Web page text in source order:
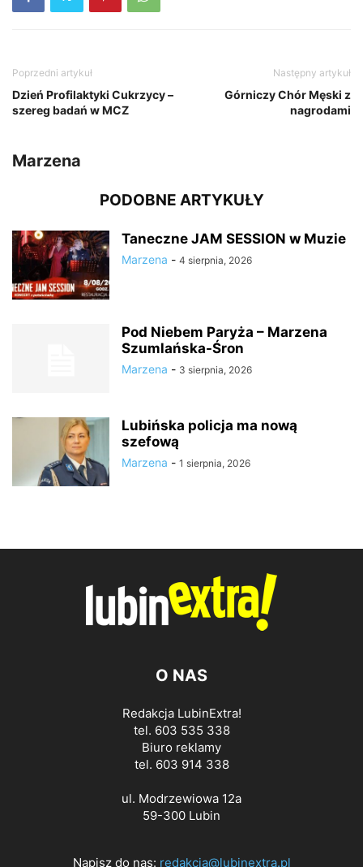
Poprzedni artykuł
Dzień Profilaktyki Cukrzycy –
szereg badań w MCZ
Następny artykuł
Górniczy Chór Męski z
nagrodami
Marzena
PODOBNE ARTYKUŁY
Taneczne JAM SESSION w Muzie
Marzena - 4 sierpnia, 2026
Pod Niebem Paryża – Marzena
Szumlańska-Śron
Marzena - 3 sierpnia, 2026
Lubińska policja ma nową
szefową
Marzena - 1 sierpnia, 2026
O NAS
Redakcja LubinExtra!
tel. 603 535 338
Biuro reklamy
tel. 603 914 338
ul. Modrzewiowa 12a
59-300 Lubin
Napisz do nas: redakcja@lubinextra.pl